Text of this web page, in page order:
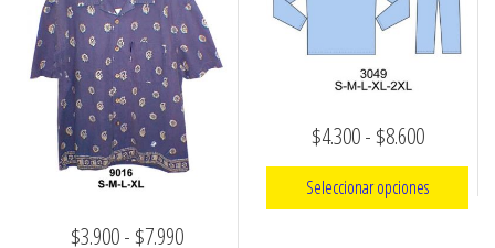
$3.900- $7.990Rango
$4.300- $8.600Rango
de
precios:
Seleccionar opciones